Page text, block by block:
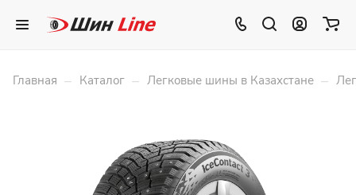
Главная – Каталог – Легковые шины в Казахстане –